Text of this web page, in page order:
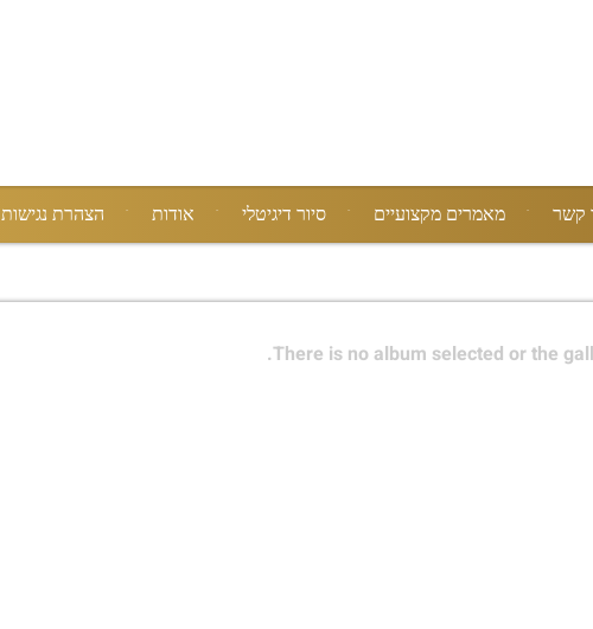
קשר מאמרים מקצועיים סיור דיגיטלי אודות הצהרת נגישות
There is no album selected or the